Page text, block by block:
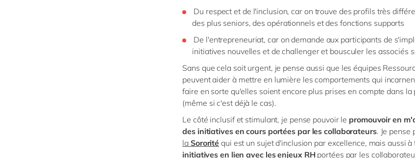
Du respect et de l'inclusion, car on trouve des profils très
des plus seniors, des opérationnels et des fonctions supports
De l'entrepreneuriat, car on demande aux participants de
initiatives nouvelles et de challenger et bousculer les associés
Sans que cela soit urgent, je pense aussi que les équipes
peuvent aider à mettre en lumière les comportements qui
faire en sorte qu'elles soient encore plus prises en compte dans la
(même si c'est déjà le cas).
Le côté inclusif et stimulant, je pense pouvoir le promouvoir en
des initiatives en cours portées par les collaborateurs. Je pense
la Sororité qui est un sujet d'inclusion par excellence, mais aussi à
initiatives en lien avec les enjeux RHportées par les